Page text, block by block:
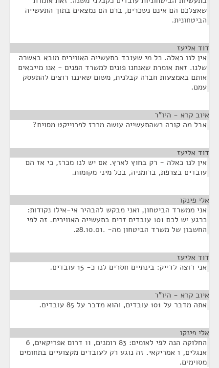
שאצלכם הם אינם נשכרים, ברם הם נמצאים בתוך התעשייה
הביטחונית.
דוד אליעז
אין לנו כאלה. כל מי שעובד בתעשייה האווירית מובא באשרה
שלנו. זאת אומרת שאנחנו פונים למשרד הפנים - אנו מייבאים
אותם באמצעות חברה קבלנית, משום שאיננו רוצים להתעסק
עמם.
איוב קרא - היו"ר
אבל מה קורה כשהתעשייה עושה מכרז לפרוייקט מסוים?
דוד אליעז
אין לנו כאלה - רק בחוץ לארץ. אם יש לנו מכרז, כי אז הם
עובדים בצרפת, ברומניה, בכל מיני מקומות.
אלי פינקו
אני ממשרד הביטחון, ואני מבקש להבהיר אי-אילו נקודות:
כרגע יש לכם 101 עובדים זרים בתעשייה האווירית. זה לפי
החשבון של משרד הביטחון מה- .28.10.01.
דוד אליעז
אני רוצה לדייק: בינתיים חסרים לנו כ- 15 עובדים.
איוב קרא - היו"ר
אתה מדבר על 101 עובדים, והוא מדבר על 85 עובדים.
אלי פינקו
החלוקה הנה לפי לאומים: 83 רומנים, 11 דרום אפריקאים, 6
אנגלים, 1 אמריקאי. זה נוגע רק לעובדים מקצועיים בתחומים
מסוימים.